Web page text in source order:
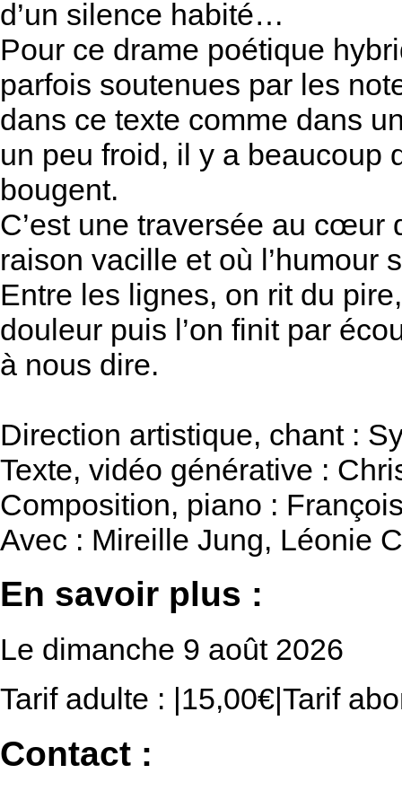
d’un silence habité…
Pour ce drame poétique
parfois soutenues par les
dans ce texte comme dans
un peu froid, il y a beaucoup
bougent.
C’est une traversée au cœur
raison vacille et où l’humour
Entre les lignes, on rit du
douleur puis l’on finit par
à nous dire.
Direction artistique, chant :
Texte, vidéo générative :
Composition, piano :
Avec : Mireille Jung, Léonie
En savoir plus :
Le dimanche 9 août 2026
Tarif adulte : |15,00€|Tarif
Contact :